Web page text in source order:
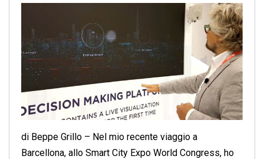
di Beppe Grillo – Nel mio recente viaggio a
Barcellona, allo Smart City Expo World Congress, ho